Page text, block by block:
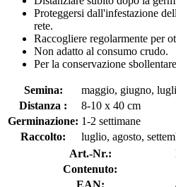
Proteggersi dall'infestazione
rete.
Raccogliere regolarmente per
Non adatto al consumo crudo.
Per la conservazione
Semina:
maggio, giugno,
Distanza :
8-10 x 40 cm
Germinazione: 1-2 settimane
Raccolto:
luglio, agosto,
Art.-Nr.:
Contenuto:
EAN: